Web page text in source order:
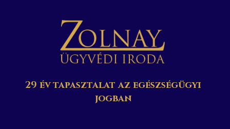
29 év tapasztalat az egészségügyi
jogban